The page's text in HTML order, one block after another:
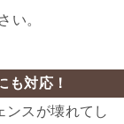
い。
も対応！
ンスが壊れてし